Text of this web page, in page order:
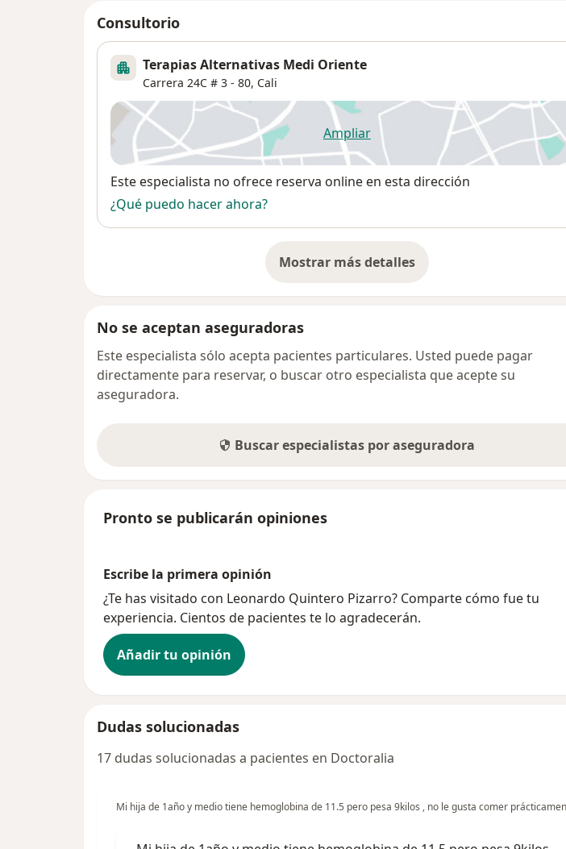
Consultorio
Terapias Alternativas Medi Oriente
Carrera 24C # 3 - 80, Cali
Ampliarse abre en una nueva pestaña
Disponibilidad
Este especialista no ofrece reserva online en esta dirección
¿Qué puedo hacer ahora?
Mostrar más detalles
sobre la dirección
No se aceptan aseguradoras
Este especialista sólo acepta pacientes particulares. Usted puede pagar
directamente para reservar, o buscar otro especialista que acepte su
aseguradora.
Buscar especialistas por aseguradora
Pronto se publicarán opiniones
Escribe la primera opinión
¿Te has visitado con Leonardo Quintero Pizarro? Comparte cómo fue tu
experiencia. Cientos de pacientes te lo agradecerán.
Añadir tu opinión
Dudas solucionadas
17 dudas solucionadas a pacientes en Doctoralia
Mi hija de 1año y medio tiene hemoglobina de 11.5 pero pesa 9kilos , no le gusta comer